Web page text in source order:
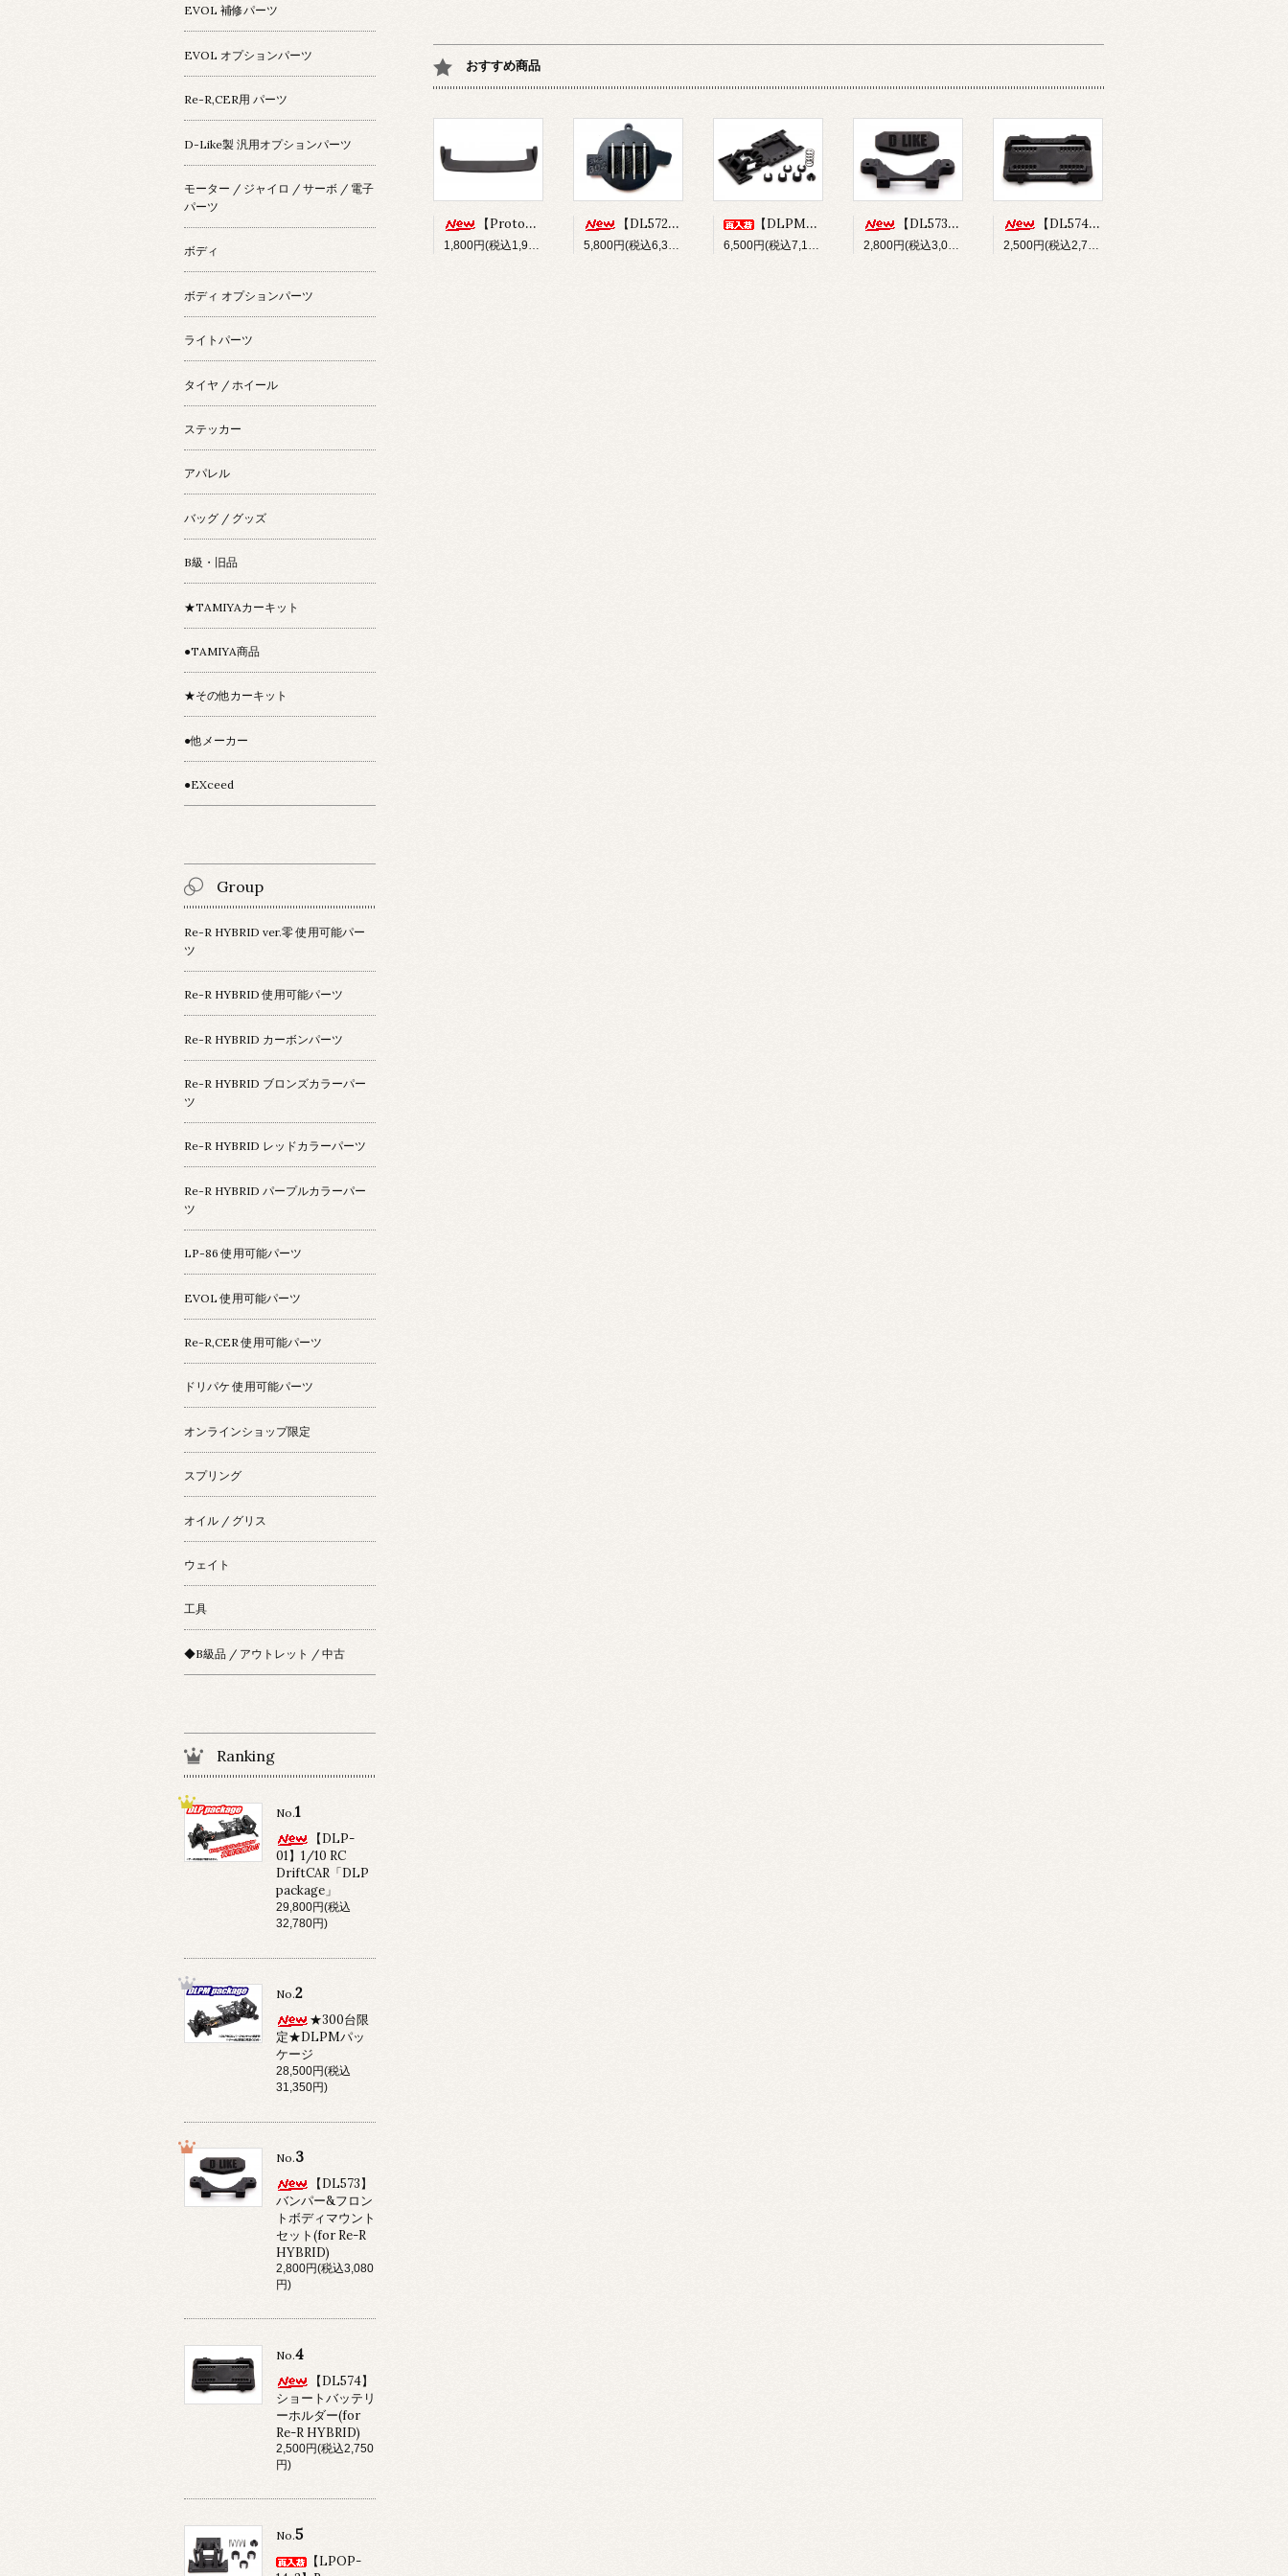
おすすめ商品
【Prototype34】フロントディフューザー
1,800円(税込1,980円)
【DL572】SUS304 ステンレスショックシャフト(φ3x33.5mm)
5,800円(税込6,380円)
【DLPM-OP02】Rear LinkSus for DLPM
6,500円(税込7,150円)
【DL573】バンパー&フロントボディマウントセット(for Re-R HYBRID)
2,800円(税込3,080円)
【DL574】ショートバッテリーホルダー(for Re-R HYBRID)
2,500円(税込2,750円)
EVOL 補修パーツ
EVOL オプションパーツ
Re-R,CER用 パーツ
D-Like製 汎用オプションパーツ
モーター / ジャイロ / サーボ / 電子
パーツ
ボディ
ボディ オプションパーツ
ライトパーツ
タイヤ / ホイール
ステッカー
アパレル
バッグ / グッズ
B級・旧品
★TAMIYAカーキット
●TAMIYA商品
★その他カーキット
●他メーカー
●EXceed
Group
Re-R HYBRID ver.零 使用可能パー
ツ
Re-R HYBRID 使用可能パーツ
Re-R HYBRID カーボンパーツ
Re-R HYBRID ブロンズカラーパー
ツ
Re-R HYBRID レッドカラーパーツ
Re-R HYBRID パープルカラーパー
ツ
LP-86 使用可能パーツ
EVOL 使用可能パーツ
Re-R,CER 使用可能パーツ
ドリパケ 使用可能パーツ
オンラインショップ限定
スプリング
オイル / グリス
ウェイト
工具
◆B級品 / アウトレット / 中古
Ranking
No.1
【DLP-
01】1/10 RC
DriftCAR「DLP
package」
29,800円(税込
32,780円)
No.2
★300台限
定★DLPMパッ
ケージ
28,500円(税込
31,350円)
No.3
【DL573】
バンパー&フロン
トボディマウント
セット(for Re-R
HYBRID)
2,800円(税込3,080
円)
No.4
【DL574】
ショートバッテリ
ーホルダー(for
Re-R HYBRID)
2,500円(税込2,750
円)
No.5
【LPOP-